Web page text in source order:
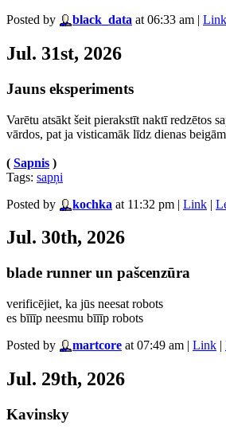
Posted by
black_data at 06:33 am | Link
Jul. 31st, 2026
Jauns eksperiments
Varētu atsākt šeit pierakstīt naktī redzētos
vārdos, pat ja visticamāk līdz dienas
( Sapnis )
Tags: sapņi
Posted by
kochka at 11:32 pm | Link |
Jul. 30th, 2026
blade runner un pašcenzūra
verificējiet, ka jūs neesat robots
es bīīīp neesmu bīīīp robots
Posted by
martcore at 07:49 am | Link |
Jul. 29th, 2026
Kavinsky